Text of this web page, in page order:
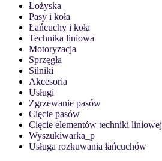
Łożyska
Pasy i koła
Łańcuchy i koła
Technika liniowa
Motoryzacja
Sprzęgła
Silniki
Akcesoria
Usługi
Zgrzewanie pasów
Cięcie pasów
Cięcie elementów techniki liniowej
Wyszukiwarka_p
Usługa rozkuwania łańcuchów